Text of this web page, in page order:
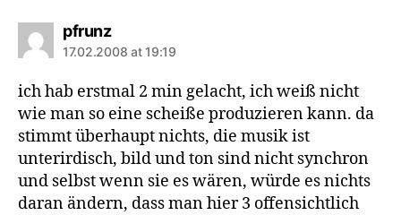
pfrunzsays:
17.02.2008 at 19:19
ich hab erstmal 2 min gelacht, ich weiß nicht
wie man so eine scheiße produzieren kann. da
stimmt überhaupt nichts, die musik ist
unterirdisch, bild und ton sind nicht synchron
und selbst wenn sie es wären, würde es nichts
daran ändern, dass man hier 3 offensichtlich